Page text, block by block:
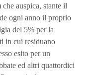
auspica, stante il
ogni anno il proprio
del 5% per la
in cui residuano
esito per un
ed altri quattordici